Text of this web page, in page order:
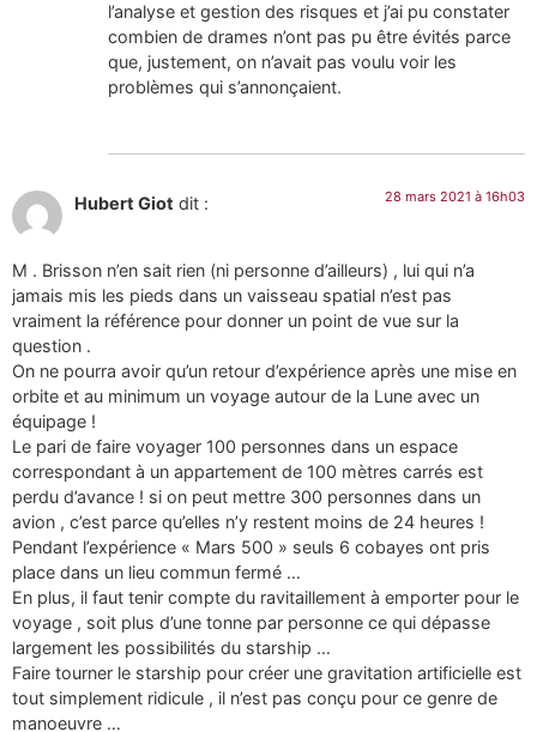
l’analyse et gestion des risques et j’ai pu constater
combien de drames n’ont pas pu être évités parce
que, justement, on n’avait pas voulu voir les
problèmes qui s’annonçaient.
Hubert Giot dit : 28 mars 2021 à 16h03
M . Brisson n’en sait rien (ni personne d’ailleurs) , lui qui n’a
jamais mis les pieds dans un vaisseau spatial n’est pas
vraiment la référence pour donner un point de vue sur la
question .
On ne pourra avoir qu’un retour d’expérience après une mise en
orbite et au minimum un voyage autour de la Lune avec un
équipage !
Le pari de faire voyager 100 personnes dans un espace
correspondant à un appartement de 100 mètres carrés est
perdu d’avance ! si on peut mettre 300 personnes dans un
avion , c’est parce qu’elles n’y restent moins de 24 heures !
Pendant l’expérience « Mars 500 » seuls 6 cobayes ont pris
place dans un lieu commun fermé …
En plus, il faut tenir compte du ravitaillement à emporter pour le
voyage , soit plus d’une tonne par personne ce qui dépasse
largement les possibilités du starship …
Faire tourner le starship pour créer une gravitation artificielle est
tout simplement ridicule , il n’est pas conçu pour ce genre de
manoeuvre …